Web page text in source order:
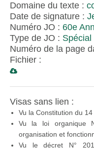
Domaine du texte :
Date de signature :
Numéro JO : 60e
Type de JO : Spécial
Numéro de la page
Fichier :
Visas sans lien :
Vu la Constitution du
Vu la loi organique
organisation et
Vu le décret N°